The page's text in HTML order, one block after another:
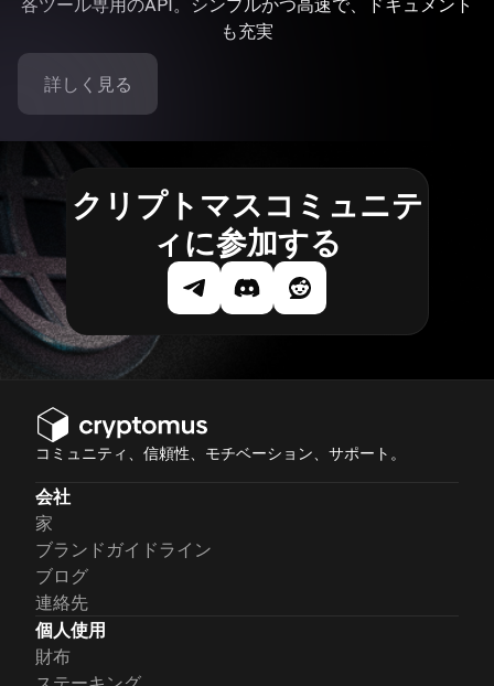
各ツール専用のAPI。シンプルかつ高速で、ドキュメント
も充実
詳しく見る
クリプトマスコミュニテ
ィに参加する
コミュニティ、信頼性、モチベーション、サポート。
会社
家
ブランドガイドライン
ブログ
連絡先
個人使用
財布